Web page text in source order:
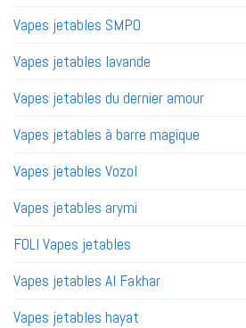
Vapes jetables SMPO
Vapes jetables lavande
Vapes jetables du dernier amour
Vapes jetables à barre magique
Vapes jetables Vozol
Vapes jetables arymi
FOLI Vapes jetables
Vapes jetables Al Fakhar
Vapes jetables hayat